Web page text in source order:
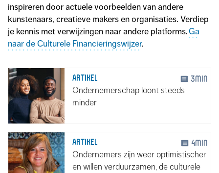
inspireren door actuele voorbeelden van andere
kunstenaars, creatieve makers en organisaties. Verdiep
je kennis met verwijzingen naar andere platforms.Ga
naar de Culturele Financieringswijzer.
ARTIKEL 3min
Ondernemerschap loont steeds
minder
ARTIKEL 4min
Ondernemers zijn weer optimistischer
en willen verduurzamen, de culturele